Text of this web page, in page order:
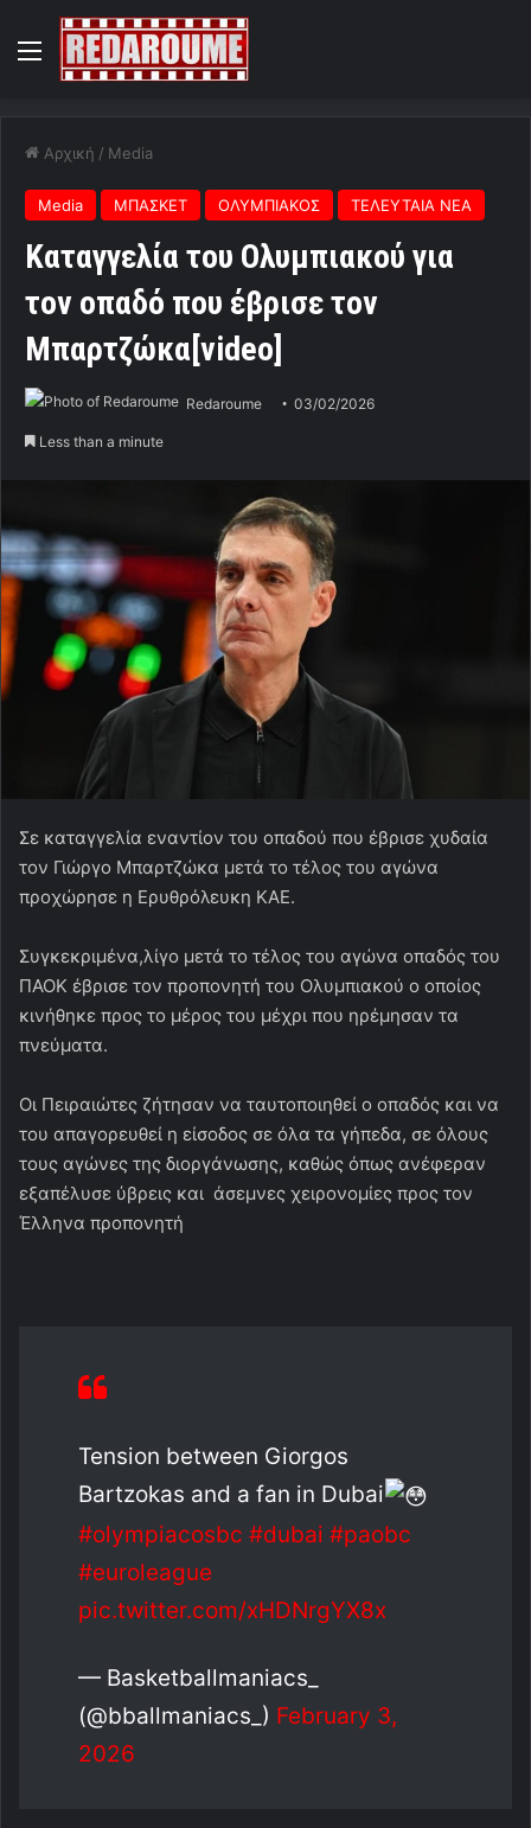
Menu
Αρχική / Media
Media ΜΠΑΣΚΕΤ ΟΛΥΜΠΙΑΚΟΣ ΤΕΛΕΥΤΑΙΑ ΝΕΑ
Καταγγελία του Ολυμπιακού για
τον οπαδό που έβρισε τον
Μπαρτζώκα[video]
Redaroume 03/02/2026
Less than a minute
Σε καταγγελία εναντίον του οπαδού που έβρισε χυδαία
τον Γιώργο Μπαρτζώκα μετά το τέλος του αγώνα
προχώρησε η Ερυθρόλευκη ΚΑΕ.
Συγκεκριμένα,λίγο μετά το τέλος του αγώνα οπαδός του
ΠΑΟΚ έβρισε τον προπονητή του Ολυμπιακού ο οποίος
κινήθηκε προς το μέρος του μέχρι που ηρέμησαν τα
πνεύματα.
Οι Πειραιώτες ζήτησαν να ταυτοποιηθεί ο οπαδός και να
του απαγορευθεί η είσοδος σε όλα τα γήπεδα, σε όλους
τους αγώνες της διοργάνωσης, καθώς όπως ανέφεραν
εξαπέλυσε ύβρεις και άσεμνες χειρονομίες προς τον
Έλληνα προπονητή
Tension between Giorgos
Bartzokas and a fan in Dubai
#olympiacosbc #dubai #paobc
#euroleague
pic.twitter.com/xHDNrgYX8x
— Basketballmaniacs_
(@bballmaniacs_) February 3,
2026